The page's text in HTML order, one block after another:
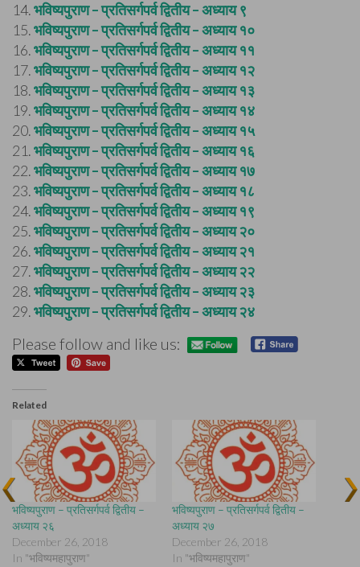
14.भविष्यपुराण – प्रतिसर्गपर्व द्वितीय – अध्याय ९
15.भविष्यपुराण – प्रतिसर्गपर्व द्वितीय – अध्याय १०
16.भविष्यपुराण – प्रतिसर्गपर्व द्वितीय – अध्याय ११
17.भविष्यपुराण – प्रतिसर्गपर्व द्वितीय – अध्याय १२
18.भविष्यपुराण – प्रतिसर्गपर्व द्वितीय – अध्याय १३
19.भविष्यपुराण – प्रतिसर्गपर्व द्वितीय – अध्याय १४
20.भविष्यपुराण – प्रतिसर्गपर्व द्वितीय – अध्याय १५
21.भविष्यपुराण – प्रतिसर्गपर्व द्वितीय – अध्याय १६
22.भविष्यपुराण – प्रतिसर्गपर्व द्वितीय – अध्याय १७
23.भविष्यपुराण – प्रतिसर्गपर्व द्वितीय – अध्याय १८
24.भविष्यपुराण – प्रतिसर्गपर्व द्वितीय – अध्याय १९
25.भविष्यपुराण – प्रतिसर्गपर्व द्वितीय – अध्याय २०
26.भविष्यपुराण – प्रतिसर्गपर्व द्वितीय – अध्याय २१
27.भविष्यपुराण – प्रतिसर्गपर्व द्वितीय – अध्याय २२
28.भविष्यपुराण – प्रतिसर्गपर्व द्वितीय – अध्याय २३
29.भविष्यपुराण – प्रतिसर्गपर्व द्वितीय – अध्याय २४
Please follow and like us:
Related
भविष्यपुराण – प्रतिसर्गपर्व द्वितीय –
अध्याय २६
December 26, 2018
In "भविष्यमहापुराण"
भविष्यपुराण – प्रतिसर्गपर्व द्वितीय –
अध्याय २७
December 26, 2018
In "भविष्यमहापुराण"